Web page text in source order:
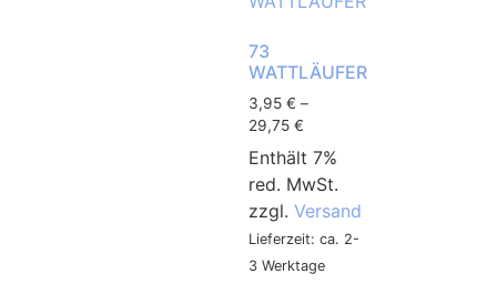
73
WATTLÄUFER
3,95 € –
29,75 €
Enthält 7%
red. MwSt.
zzgl. Versand
Lieferzeit: ca. 2-
3 Werktage